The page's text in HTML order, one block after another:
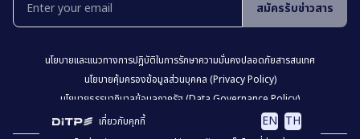
เกี่ยวกับคุกกี้ EN TH
สมัครรับข่าวสาร
นโยบายเเละเเนวทางการปฎิบัติในการรักษาความมั่นคงปลอดภัยสารสนเทศ
นโยบายคุ้มครองข้อมูลส่วนบุคคล (Privacy Policy)
นโยบายธรรมาภิบาลข้อมูลภาครัฐ (Data Governance Policy)
นโยบายเว็บไซต์ (Website Policy)
การปฏิเสธความรับผิด (Disclaimer)